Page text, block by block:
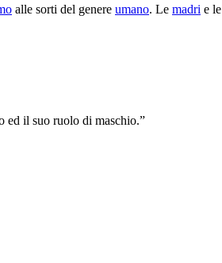
alle sorti del genere umano. Le madri e le
ed il suo ruolo di maschio.”